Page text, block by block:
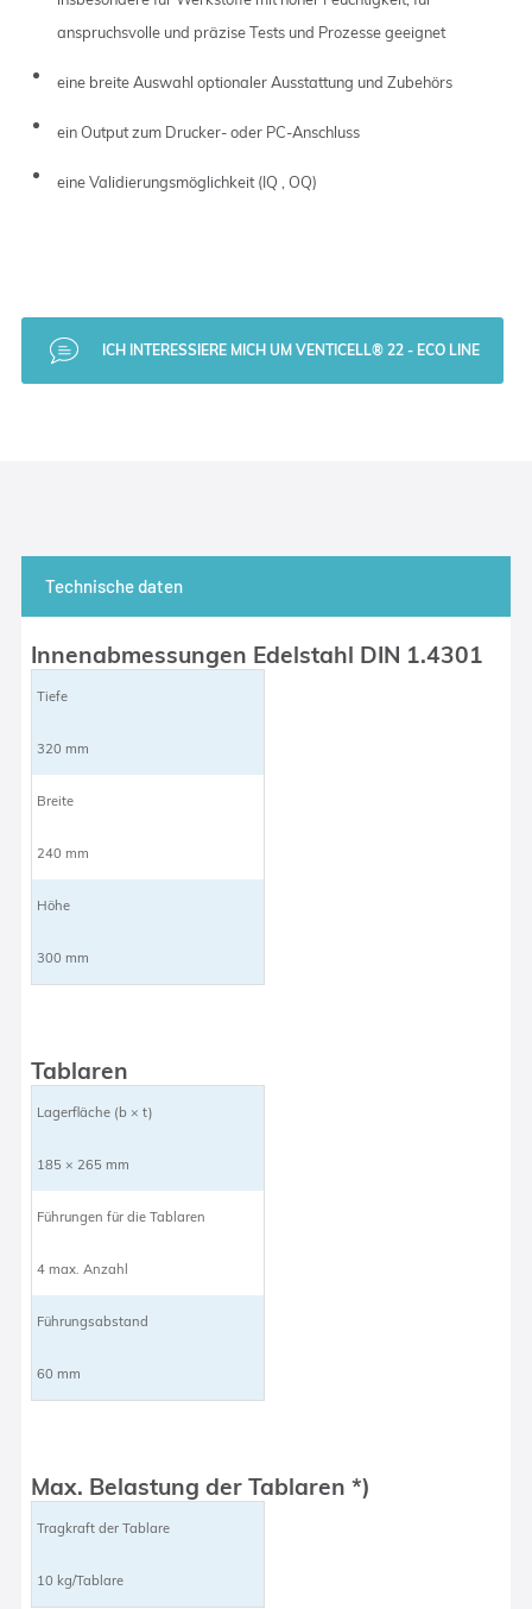
anspruchsvolle und präzise Tests und Prozesse geeignet
eine breite Auswahl optionaler Ausstattung und Zubehörs
ein Output zum Drucker- oder PC-Anschluss
eine Validierungsmöglichkeit (IQ , OQ)
ICH INTERESSIERE MICH UM VENTICELL® 22 - ECO LINE
Technische daten
Innenabmessungen Edelstahl DIN 1.4301
Tiefe
320 mm
Breite
240 mm
Höhe
300 mm
Tablaren
Lagerfläche (b × t)
185 × 265 mm
Führungen für die Tablaren
4 max. Anzahl
Führungsabstand
60 mm
Max. Belastung der Tablaren *)
Tragkraft der Tablare
10 kg/Tablare